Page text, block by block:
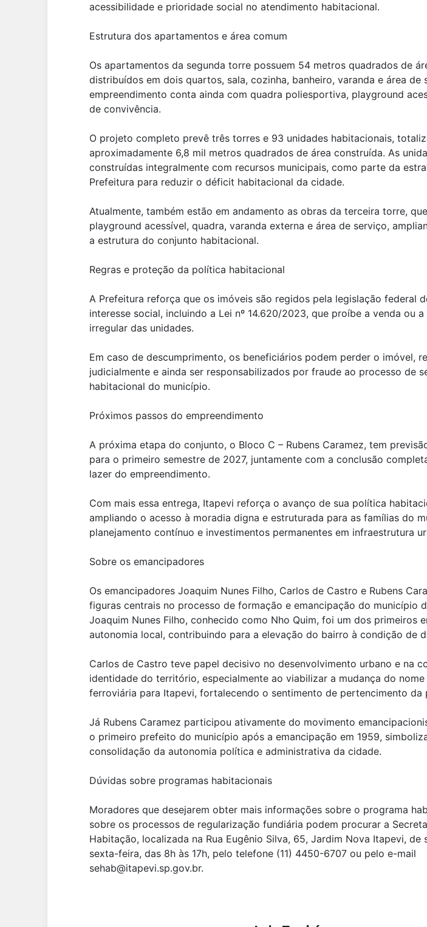
acessibilidade e prioridade social no atendimento habitacional.
Estrutura dos apartamentos e área comum
Os apartamentos da segunda torre possuem 54 metros quadrados de
distribuídos em dois quartos, sala, cozinha, banheiro, varanda e área de
empreendimento conta ainda com quadra poliesportiva, playground
de convivência.
O projeto completo prevê três torres e 93 unidades habitacionais,
aproximadamente 6,8 mil metros quadrados de área construída. As
construídas integralmente com recursos municipais, como parte da
Prefeitura para reduzir o déficit habitacional da cidade.
Atualmente, também estão em andamento as obras da terceira torre,
playground acessível, quadra, varanda externa e área de serviço,
a estrutura do conjunto habitacional.
Regras e proteção da política habitacional
A Prefeitura reforça que os imóveis são regidos pela legislação federal
interesse social, incluindo a Lei nº 14.620/2023, que proíbe a venda ou
irregular das unidades.
Em caso de descumprimento, os beneficiários podem perder o imóvel,
judicialmente e ainda ser responsabilizados por fraude ao processo de
habitacional do município.
Próximos passos do empreendimento
A próxima etapa do conjunto, o Bloco C – Rubens Caramez, tem
para o primeiro semestre de 2027, juntamente com a conclusão
lazer do empreendimento.
Com mais essa entrega, Itapevi reforça o avanço de sua política
ampliando o acesso à moradia digna e estruturada para as famílias do
planejamento contínuo e investimentos permanentes em infraestrutura
Sobre os emancipadores
Os emancipadores Joaquim Nunes Filho, Carlos de Castro e Rubens
figuras centrais no processo de formação e emancipação do município
Joaquim Nunes Filho, conhecido como Nho Quim, foi um dos primeiros
autonomia local, contribuindo para a elevação do bairro à condição de
Carlos de Castro teve papel decisivo no desenvolvimento urbano e na
identidade do território, especialmente ao viabilizar a mudança do
ferroviária para Itapevi, fortalecendo o sentimento de pertencimento da
Já Rubens Caramez participou ativamente do movimento
o primeiro prefeito do município após a emancipação em 1959,
consolidação da autonomia política e administrativa da cidade.
Dúvidas sobre programas habitacionais
Moradores que desejarem obter mais informações sobre o programa
sobre os processos de regularização fundiária podem procurar a
Habitação, localizada na Rua Eugênio Silva, 65, Jardim Nova Itapevi, de
sexta-feira, das 8h às 17h, pelo telefone (11) 4450-6707 ou pelo e-mail
sehab@itapevi.sp.gov.br.